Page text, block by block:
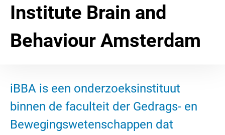
Institute Brain and
Behaviour Amsterdam
iBBA is een onderzoeksinstituut
binnen de faculteit der Gedrags- en
Bewegingswetenschappen dat